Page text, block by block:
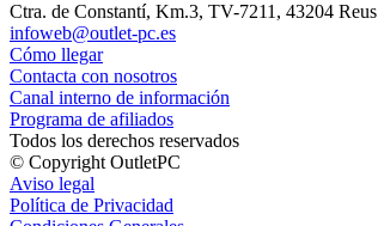
Ctra. de Constantí, Km.3, TV-7211, 43204 Reus
infoweb@outlet-pc.es
Cómo llegar
Contacta con nosotros
Canal interno de información
Programa de afiliados
Todos los derechos reservados
© Copyright OutletPC
Aviso legal
Política de Privacidad